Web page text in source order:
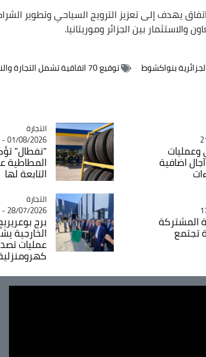
يهدف إلى تعزيز الترويج السياحي وتطوير
والاستثمار بين الجزائر وموريتانيا.
بنواكشوط توقيع 70 اتفاقية تشمل التجارة والنقل والتصدير
وعمليات
اضافية
Catégorie
التجارة
01/08/2026 - 17:07
"نفطال"
المطاطية
التابعة لها
المشتركة
تجتمع
Catégorie
التجارة
28/07/2026 - 14:09
برج
الخارجية
عمليات